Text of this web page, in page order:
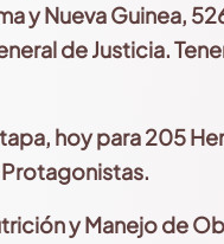
y Nueva Guinea,
de Justicia.
hoy para 205
y Manejo de